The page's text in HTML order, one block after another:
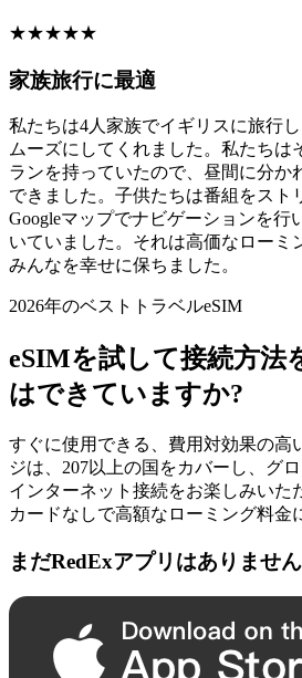
★★★★★
家族旅行に最適
私たちは4人家族でイギリスに旅行
ムーズにしてくれました。私たちは
ランを持っていたので、昼間に分か
できました。子供たちは番組をスト
Googleマップでナビゲーションを行
いていました。それは高価なローミ
みんなを幸せに保ちました。
2026年のベストトラベルeSIM
eSIMを試して接続方法
はできていますか?
すぐに使用できる、費用対効果の高
ジは、207以上の国をカバーし、グ
インターネット接続をお楽しみいた
カードなしで高額なローミング料金
まだRedExアプリはありませ